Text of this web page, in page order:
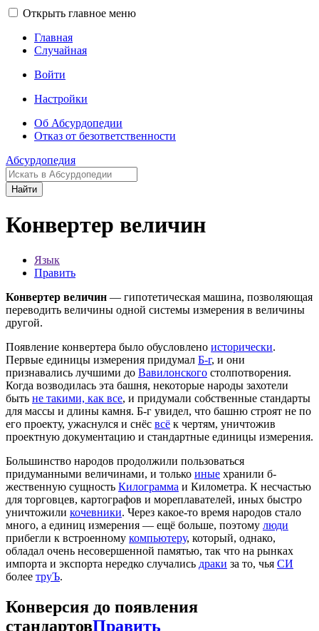
Открыть главное меню
Главная
Случайная
Войти
Настройки
Об Абсурдопедии
Отказ от безответственности
Абсурдопедия
Найти
Конвертер величин
Язык
Править
Конвертер величин — гипотетическая машина, позволяющая
переводить величины одной системы измерения в величины
другой.
Появление конвертера было обусловлено исторически.
Первые единицы измерения придумал Б-г, и они
признавались лучшими до Вавилонского столпотворения.
Когда возводилась эта башня, некоторые народы захотели
быть не такими, как все, и придумали собственные стандарты
для массы и длины камня. Б-г увидел, что башню строят не по
его проекту, ужаснулся и снёс всё к чертям, уничтожив
проектную документацию и стандартные единицы измерения.
Большинство народов продолжили пользоваться
придуманными величинами, и только иные хранили б-
жественную сущность Килограмма и Километра. К несчастью
для торговцев, картографов и мореплавателей, иных быстро
уничтожили кочевники. Через какое-то время народов стало
много, а единиц измерения — ещё больше, поэтому люди
прибегли к встроенному компьютеру, который, однако,
обладал очень несовершенной памятью, так что на рынках
импорта и экспорта нередко случались драки за то, чья СИ
более труЪ.
Конверсия до появления
стандартовПравить